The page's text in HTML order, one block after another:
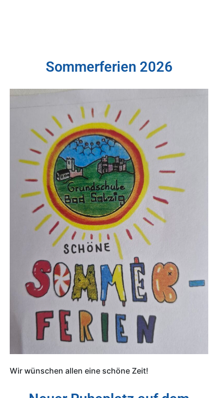
Sommerferien 2026
Wir wünschen allen eine schöne Zeit!